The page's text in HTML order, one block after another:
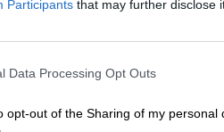
Participants that may further disclose
Data Processing Opt Outs
opt-out of the Sharing of my personal
documental (1)
apabullante:
las condiciones laborales y
vez, los hijos no viven
del 1% más rico ha